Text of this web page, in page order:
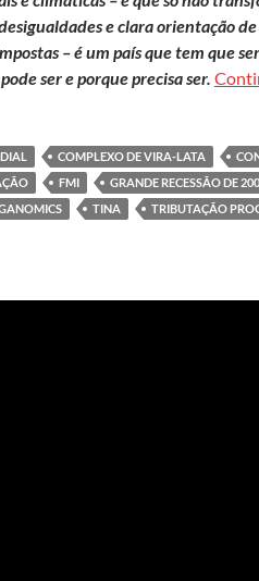
e clara orientação
– é um país que tem que
ser e porque precisa ser.
COMPLEXO DE VIRA-LATA
FMI GRANDE RECESSÃO DE
TINA
TRIBUTAÇÃO